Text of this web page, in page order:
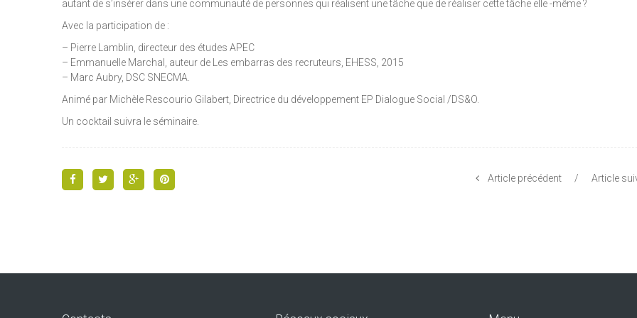
autant de s’insérer dans une communauté de personnes qui réalisent une tâche que de réaliser cette tâche elle -même ?
Avec la participation de :
– Pierre Lamblin, directeur des études APEC
– Emmanuelle Marchal, auteur de Les embarras des recruteurs, EHESS, 2015
– Marc Aubry, DSC SNECMA.
Animé par Michèle Rescourio Gilabert, Directrice du développement EP Dialogue Social /DS&O.
Un cocktail suivra le séminaire.
Article précédent / Article